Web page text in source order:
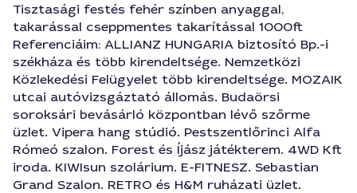
Tisztasági festés fehér színben anyaggal,
takarással cseppmentes takarítással 1000ft
Referenciáim: ALLIANZ HUNGARIA biztosító Bp.-i
székháza és több kirendeltsége. Nemzetközi
Közlekedési Felügyelet több kirendeltsége. MOZAIK
utcai autóvizsgáztató állomás. Budaörsi
soroksári bevásárló központban lévő szőrme
üzlet. Vipera hang stúdió. Pestszentlőrinci Alfa
Rómeó szalon. Forest és Íjász játékterem. 4WD Kft
iroda. KIWIsun szolárium. E-FITNESZ. Sebastian
Grand Szalon. RETRO és H&M ruházati üzlet.